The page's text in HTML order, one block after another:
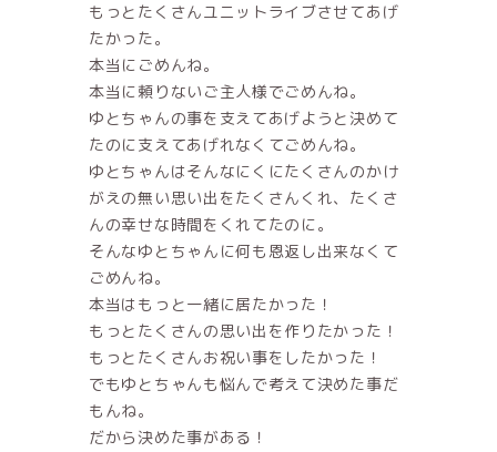
もっとたくさんユニットライブさせてあげ
たかった。
本当にごめんね。
本当に頼りないご主人様でごめんね。
ゆとちゃんの事を支えてあげようと決めて
たのに支えてあげれなくてごめんね。
ゆとちゃんはそんなにくにたくさんのかけ
がえの無い思い出をたくさんくれ、たくさ
んの幸せな時間をくれてたのに。
そんなゆとちゃんに何も恩返し出来なくて
ごめんね。
本当はもっと一緒に居たかった！
もっとたくさんの思い出を作りたかった！
もっとたくさんお祝い事をしたかった！
でもゆとちゃんも悩んで考えて決めた事だ
もんね。
だから決めた事がある！